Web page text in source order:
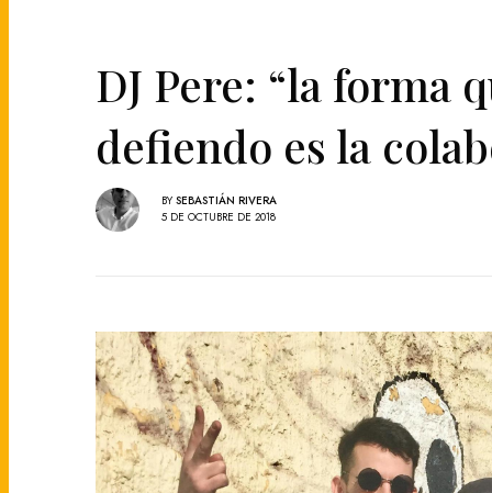
DJ Pere: “la forma
defiendo es la
BY SEBASTIÁN RIVERA
5 DE OCTUBRE DE 2018